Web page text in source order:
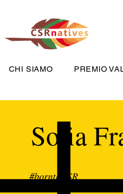
CHI SIAMO PREMIO
Sofia
#borntoCSR